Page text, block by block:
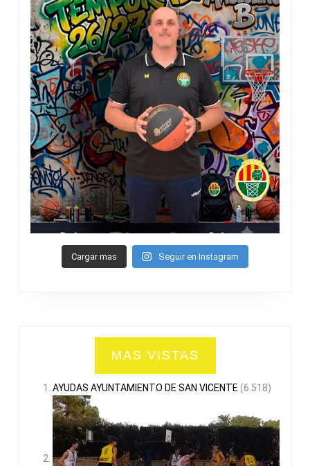
Cargar mas Seguir en Instagram
MAS VISTAS
AYUDAS AYUNTAMIENTO DE SAN VICENTE (6.518)